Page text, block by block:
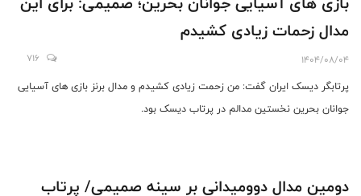
مدال زحمات زیادی کشیدم
1404/08/04
716
پرتابگر دیسک ایران گفت: من زحمت زیادی کشیدم و مدال برنز بازی های آسیایی
جوانان بحرین نخستین مدالم در پرتاب دیسک بود.
دومین مدال دوومیدانی بر سینه صمیمی/ پرتاب